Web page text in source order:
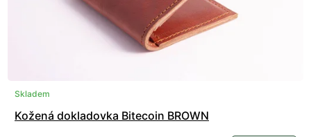
Skladem
Kožená dokladovka Bitecoin BROWN